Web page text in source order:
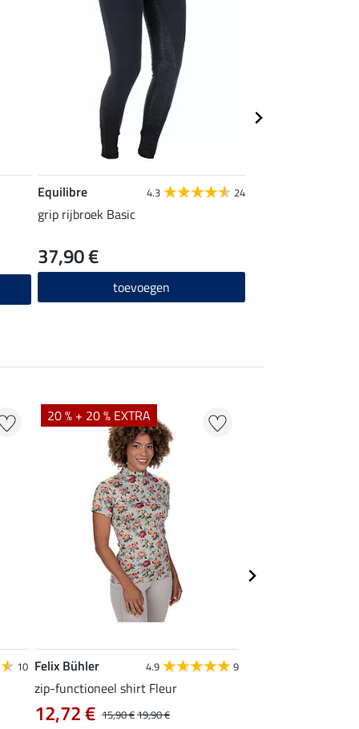
Equilibre 4.3 24
grip rijbroek Basic
37,90 €
toevoegen
10
20 % + 20 % EXTRA
Felix Bühler 4.9 9
zip-functioneel shirt Fleur
15,90 €19,90 €
12,72 €